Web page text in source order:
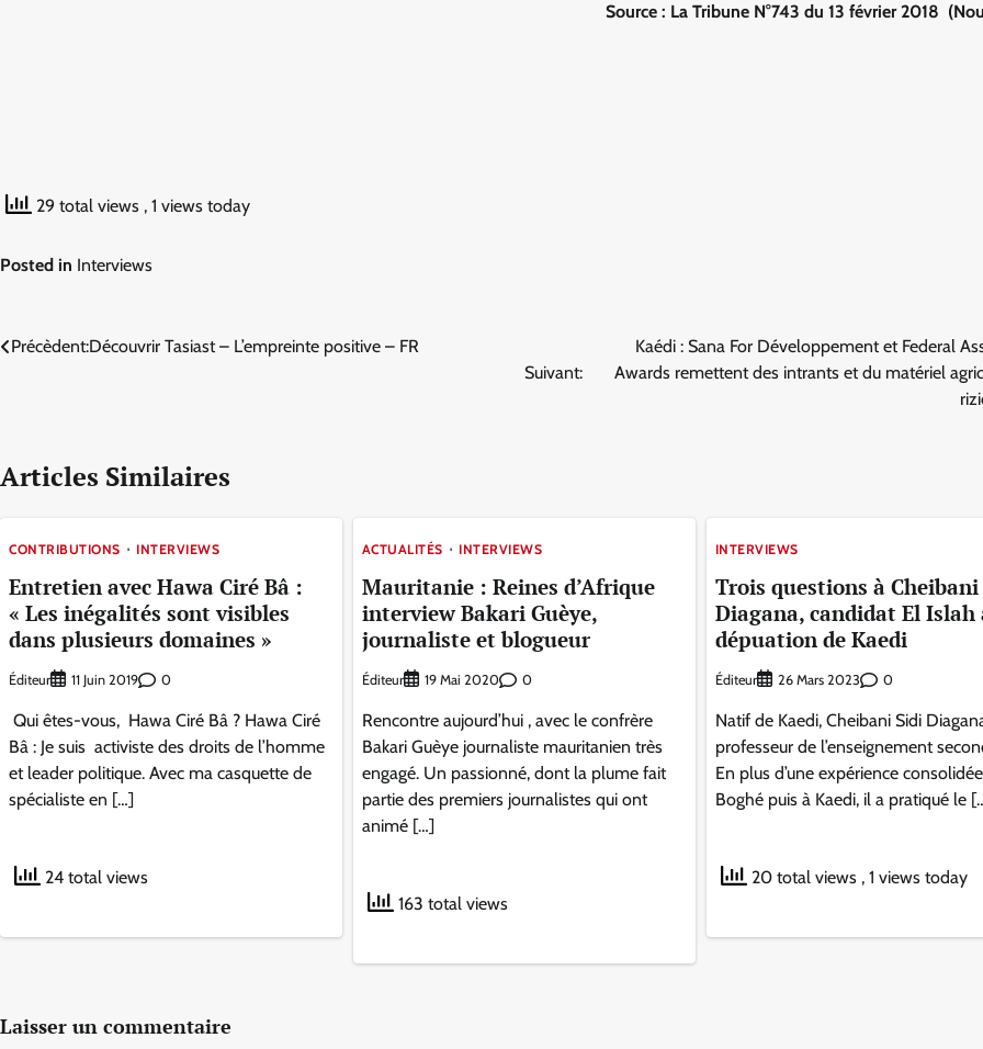
Source : La Tribune N°743 du 13 février 2018
29 total views , 1 views today
Posted in Interviews
Navigation
Précèdent:Découvrir Tasiast – L’empreinte positive – FR
Suivant:
Kaédi : Sana For Développement et Federal
Awards remettent des intrants et du matériel
Articles Similaires
CONTRIBUTIONS INTERVIEWS
Entretien avec Hawa Ciré Bâ :
« Les inégalités sont visibles
dans plusieurs domaines »
Éditeur 11 Juin 2019 0
Qui êtes-vous, Hawa Ciré Bâ ? Hawa Ciré
Bâ : Je suis activiste des droits de l’homme
et leader politique. Avec ma casquette de
spécialiste en […]
24 total views
ACTUALITÉS INTERVIEWS
Mauritanie : Reines d’Afrique
interview Bakari Guèye,
journaliste et blogueur
Éditeur 19 Mai 2020 0
Rencontre aujourd’hui , avec le confrère
Bakari Guèye journaliste mauritanien très
engagé. Un passionné, dont la plume fait
partie des premiers journalistes qui ont
animé […]
163 total views
INTERVIEWS
Trois questions à
Diagana, candidat El Islah
dépuation de Kaedi
Éditeur 26 Mars 2023 0
Natif de Kaedi, Cheibani Sidi
professeur de l’enseignement
En plus d’une expérience
Boghé puis à Kaedi, il a pratiqué le
20 total views , 1 views today
Laisser un commentaire